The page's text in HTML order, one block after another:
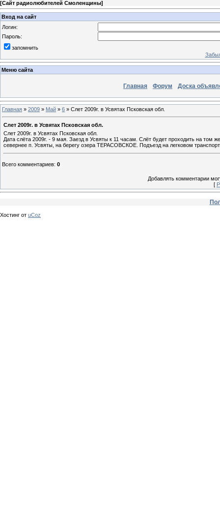
[Сайт радиолюбителей Смоленщины]
Вход на сайт
Логин:
Пароль:
запомнить
Меню сайта
Главная Форум Доска
Главная » 2009 » Май » 6 » Слет 2009г. в Усвятах Псковская обл.
Слет 2009г. в Усвятах Псковская обл.
Слет 2009г. в Усвятах Псковская обл.
Дата слёта 2009г. - 9 мая. Заезд в Усвяты к 11 часам. Слёт будет проходить на том
севернее п. Усвяты, на берегу озера ТЕРАСОВСКОЕ. Подъезд на легковом
Всего комментариев: 0
Добавлять комментарии
[
Хостинг от uCoz